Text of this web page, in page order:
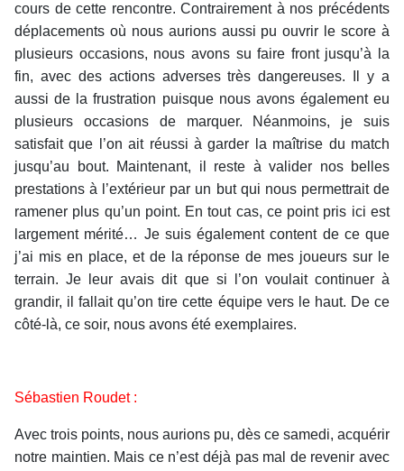
cours de cette rencontre. Contrairement à nos précédents
déplacements où nous aurions aussi pu ouvrir le score à
plusieurs occasions, nous avons su faire front jusqu’à la
fin, avec des actions adverses très dangereuses. Il y a
aussi de la frustration puisque nous avons également eu
plusieurs occasions de marquer. Néanmoins, je suis
satisfait que l’on ait réussi à garder la maîtrise du match
jusqu’au bout. Maintenant, il reste à valider nos belles
prestations à l’extérieur par un but qui nous permettrait de
ramener plus qu’un point. En tout cas, ce point pris ici est
largement mérité… Je suis également content de ce que
j’ai mis en place, et de la réponse de mes joueurs sur le
terrain. Je leur avais dit que si l’on voulait continuer à
grandir, il fallait qu’on tire cette équipe vers le haut. De ce
côté-là, ce soir, nous avons été exemplaires.
Sébastien Roudet :
Avec trois points, nous aurions pu, dès ce samedi, acquérir
notre maintien. Mais ce n’est déjà pas mal de revenir avec